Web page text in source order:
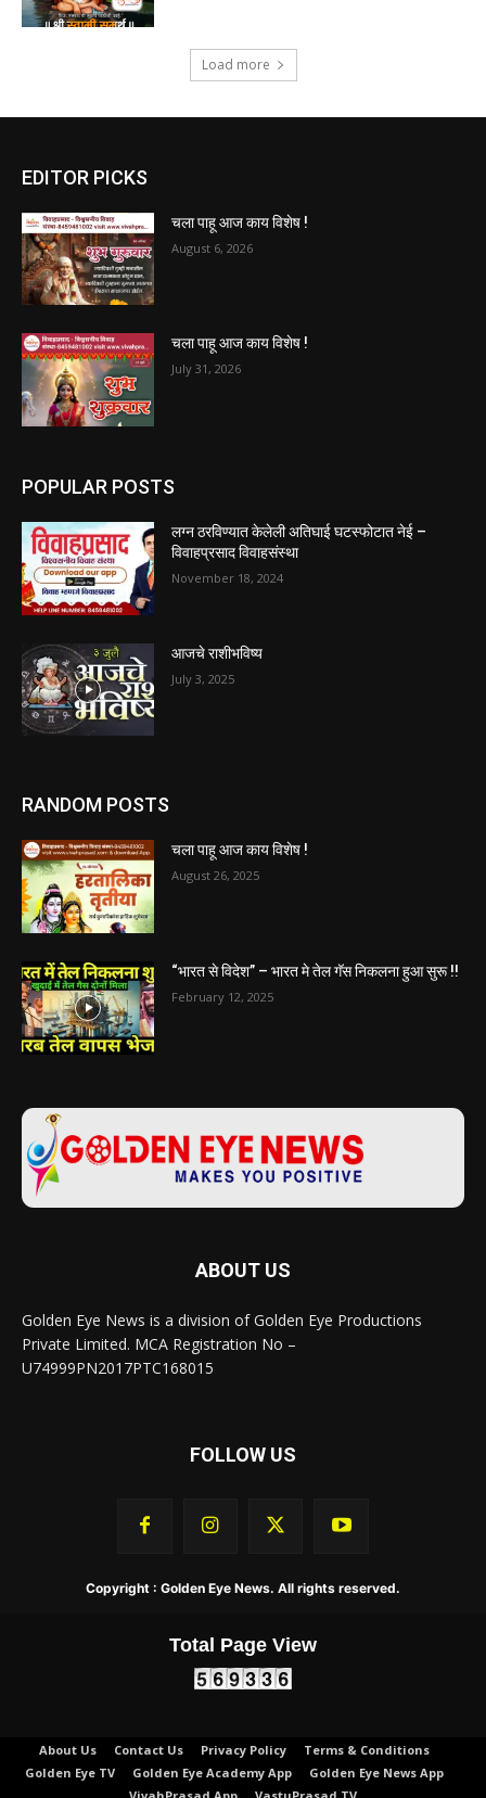
Load more
EDITOR PICKS
चला पाहू आज काय विशेष !
August 6, 2026
चला पाहू आज काय विशेष !
July 31, 2026
POPULAR POSTS
लग्न ठरविण्यात केलेली अतिघाई घटस्फोटात नेई –
विवाहप्रसाद विवाहसंस्था
November 18, 2024
आजचे राशीभविष्य
July 3, 2025
RANDOM POSTS
चला पाहू आज काय विशेष !
August 26, 2025
“भारत से विदेश” – भारत मे तेल गॅस निकलना हुआ सुरू !!
February 12, 2025
ABOUT US
Golden Eye News is a division of Golden Eye Productions
Private Limited. MCA Registration No –
U74999PN2017PTC168015
FOLLOW US
Copyright : Golden Eye News. All rights reserved.
Total Page View
About Us Contact Us Privacy Policy
Terms & Conditions
Golden Eye TV
Golden Eye Academy App
Golden Eye News App